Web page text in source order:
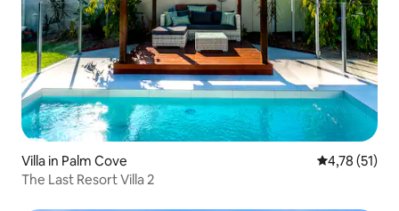
Villa in Palm Cove Gemiddelde
4,78 (51)
The Last Resort Villa 2